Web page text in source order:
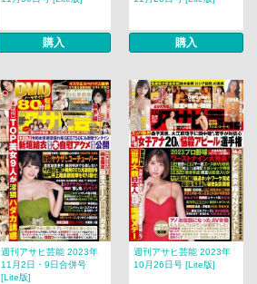
購入 購入
週刊アサヒ芸能 2023年
11月2日・9日合併号
[Lite版]
週刊アサヒ芸能 2023年
10月26日号 [Lite版]